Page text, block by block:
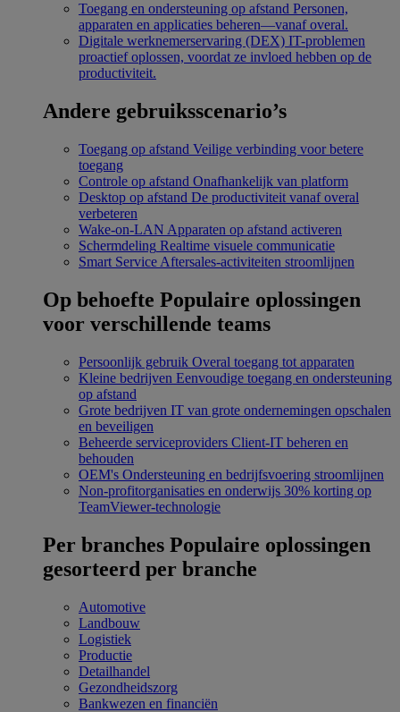
Toegang en ondersteuning op afstand Personen,
apparaten en applicaties beheren—vanaf overal.
Digitale werknemerservaring (DEX) IT-problemen
proactief oplossen, voordat ze invloed hebben op de
productiviteit.
Andere gebruiksscenario’s
Toegang op afstand Veilige verbinding voor betere
toegang
Controle op afstand Onafhankelijk van platform
Desktop op afstand De productiviteit vanaf overal
verbeteren
Wake-on-LAN Apparaten op afstand activeren
Schermdeling Realtime visuele communicatie
Smart Service Aftersales-activiteiten stroomlijnen
Op behoefte Populaire oplossingen
voor verschillende teams
Persoonlijk gebruik Overal toegang tot apparaten
Kleine bedrijven Eenvoudige toegang en ondersteuning
op afstand
Grote bedrijven IT van grote ondernemingen opschalen
en beveiligen
Beheerde serviceproviders Client-IT beheren en
behouden
OEM's Ondersteuning en bedrijfsvoering stroomlijnen
Non-profitorganisaties en onderwijs 30% korting op
TeamViewer-technologie
Per branches Populaire oplossingen
gesorteerd per branche
Automotive
Landbouw
Logistiek
Productie
Detailhandel
Gezondheidszorg
Bankwezen en financiën